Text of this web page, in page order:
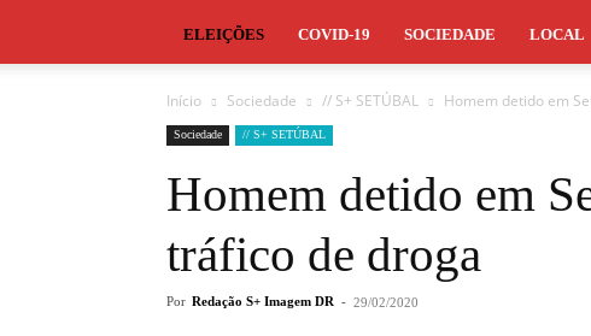
ELEIÇÕES COVID-19 SOCIEDADE LOCAL
Início Sociedade // S+ SETÚBAL Homem detido em
Sociedade // S+ SETÚBAL
Homem detido em
tráfico de droga
Por Redação S+ Imagem DR - 29/02/2020